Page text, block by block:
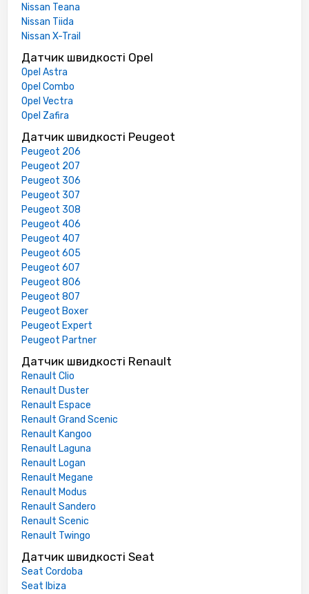
Nissan Teana
Nissan Tiida
Nissan X-Trail
Датчик швидкості Opel
Opel Astra
Opel Combo
Opel Vectra
Opel Zafira
Датчик швидкості Peugeot
Peugeot 206
Peugeot 207
Peugeot 306
Peugeot 307
Peugeot 308
Peugeot 406
Peugeot 407
Peugeot 605
Peugeot 607
Peugeot 806
Peugeot 807
Peugeot Boxer
Peugeot Expert
Peugeot Partner
Датчик швидкості Renault
Renault Clio
Renault Duster
Renault Espace
Renault Grand Scenic
Renault Kangoo
Renault Laguna
Renault Logan
Renault Megane
Renault Modus
Renault Sandero
Renault Scenic
Renault Twingo
Датчик швидкості Seat
Seat Cordoba
Seat Ibiza